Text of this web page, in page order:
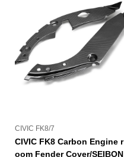
CIVIC FK8/7
CIVIC FK8 Carbon Engine r
oom Fender Cover/SEIBON